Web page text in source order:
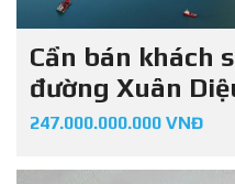
Cần bán khách
đường Xuân
247.000.000.000 VNĐ